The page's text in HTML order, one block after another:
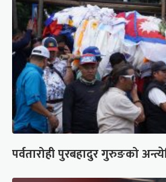
पर्वतारोही पुरबहादुर गुरुङको